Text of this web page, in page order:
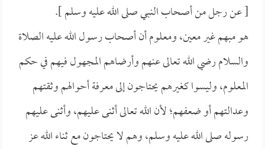
[ عن رجل من أصحاب النبي صلى الله عليه وسلم ].
هو مبهم غير معين، ومعلوم أن أصحاب رسول الله عليه الصلاة
والسلام رضي الله تعالى عنهم وأرضاهم المجهول فيهم في حكم
المعلوم، وليسوا كغيرهم يحتاجون إلى معرفة أحوالهم وثقتهم
وعدالتهم أو ضعفهم؛ لأن الله تعالى أثنى عليهم، وأثنى عليهم
رسوله صلى الله عليه وسلم، وهم لا يحتاجون مع ثناء الله عز